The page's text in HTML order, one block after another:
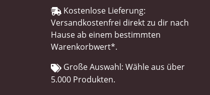
Kostenlose Lieferung:
Versandkostenfrei direkt zu dir nach
Hause ab einem bestimmten
Warenkorbwert*.
Große Auswahl: Wähle aus über
5.000 Produkten.